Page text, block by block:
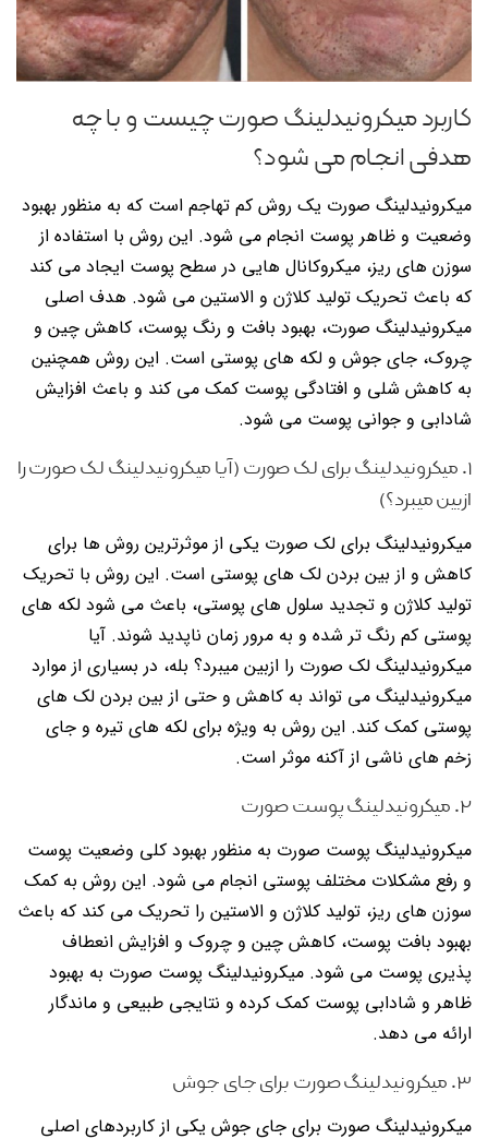
کاربرد میکرونیدلینگ صورت چیست و با چه
هدفی انجام می شود؟
میکرونیدلینگ صورت یک روش کم تهاجم است که به منظور بهبود
وضعیت و ظاهر پوست انجام می شود. این روش با استفاده از
سوزن های ریز، میکروکانال هایی در سطح پوست ایجاد می کند
که باعث تحریک تولید کلاژن و الاستین می شود. هدف اصلی
میکرونیدلینگ صورت، بهبود بافت و رنگ پوست، کاهش چین و
چروک، جای جوش و لکه های پوستی است. این روش همچنین
به کاهش شلی و افتادگی پوست کمک می کند و باعث افزایش
شادابی و جوانی پوست می شود.
۱. میکرونیدلینگ برای لک صورت (آیا میکرونیدلینگ لک صورت را
ازبین میبرد؟)
میکرونیدلینگ برای لک صورت یکی از موثرترین روش ها برای
کاهش و از بین بردن لک های پوستی است. این روش با تحریک
تولید کلاژن و تجدید سلول های پوستی، باعث می شود لکه های
پوستی کم رنگ تر شده و به مرور زمان ناپدید شوند. آیا
میکرونیدلینگ لک صورت را ازبین میبرد؟ بله، در بسیاری از موارد
میکرونیدلینگ می تواند به کاهش و حتی از بین بردن لک های
پوستی کمک کند. این روش به ویژه برای لکه های تیره و جای
زخم های ناشی از آکنه موثر است.
۲. میکرونیدلینگ پوست صورت
میکرونیدلینگ پوست صورت به منظور بهبود کلی وضعیت پوست
و رفع مشکلات مختلف پوستی انجام می شود. این روش به کمک
سوزن های ریز، تولید کلاژن و الاستین را تحریک می کند که باعث
بهبود بافت پوست، کاهش چین و چروک و افزایش انعطاف
پذیری پوست می شود. میکرونیدلینگ پوست صورت به بهبود
ظاهر و شادابی پوست کمک کرده و نتایجی طبیعی و ماندگار
ارائه می دهد.
۳. میکرونیدلینگ صورت برای جای جوش
میکرونیدلینگ صورت برای جای جوش یکی از کاربردهای اصلی